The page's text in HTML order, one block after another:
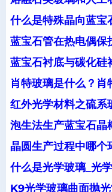
什么是特殊晶向蓝宝
蓝宝石管在热电偶保
蓝宝石衬底与碳化硅
肖特玻璃是什么？肖
红外光学材料之硫系
泡生法生产蓝宝石晶
晶圆生产过程中哪个
什么是光学玻璃_光
K9光学玻璃曲面抛